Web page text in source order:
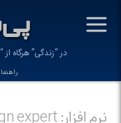
-
در “زندگی” هرگاه
راهنما
نرم افزار: design expert